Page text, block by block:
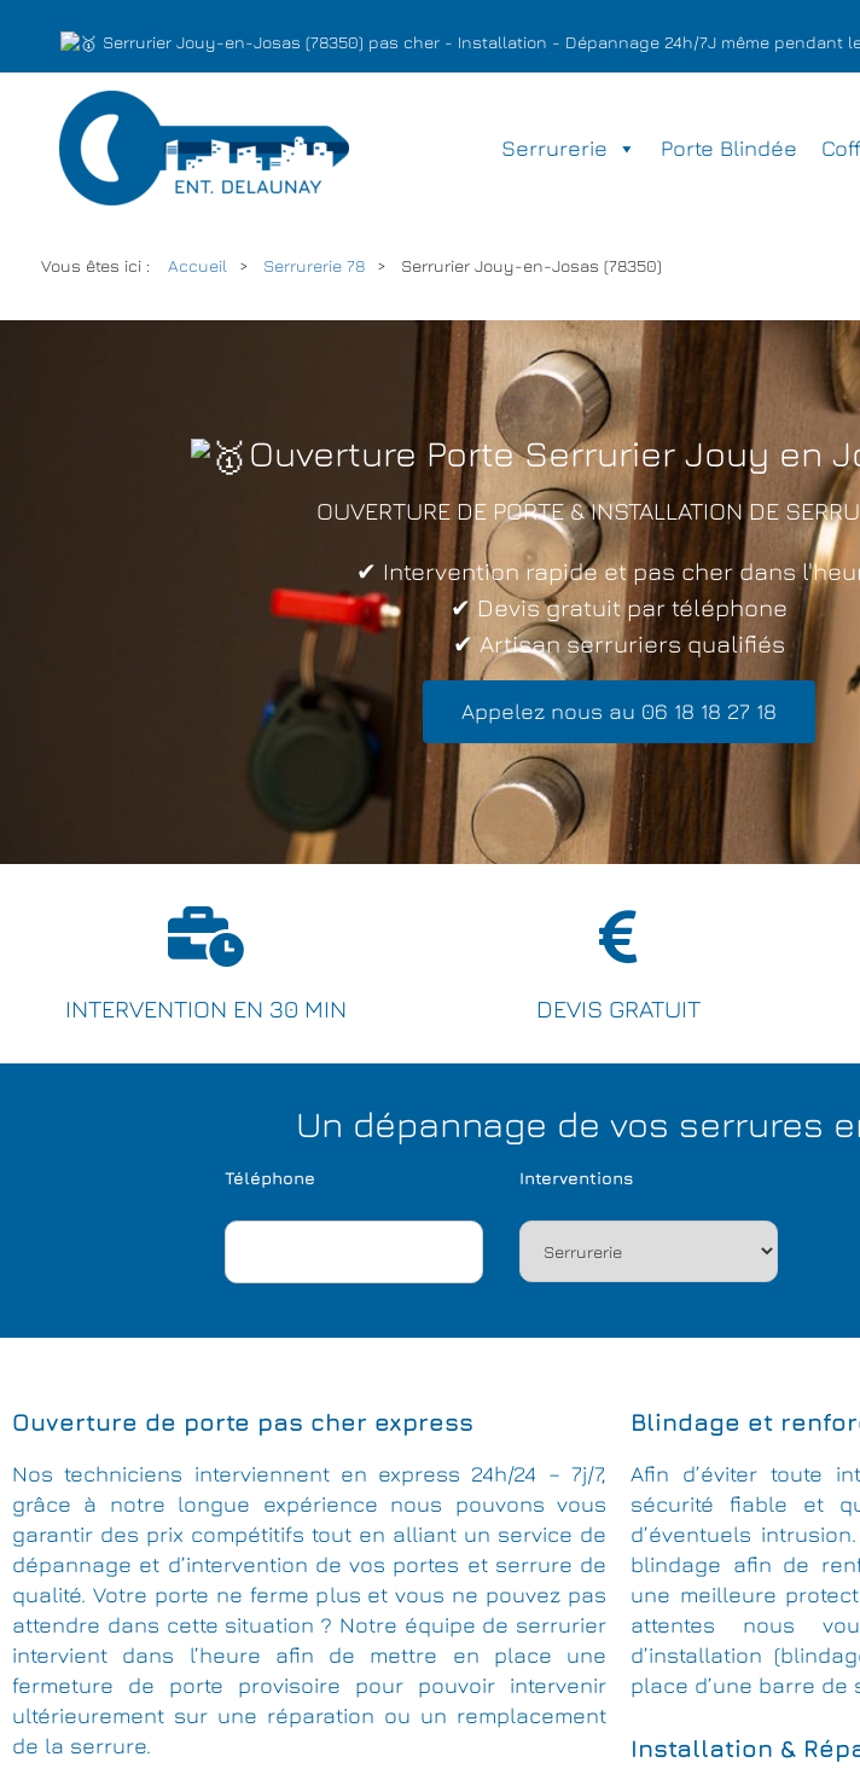
Serrurier Jouy-en-Josas (78350) pas cher - Installation - Dépannage 24h/7J même pendant
Serrurerie Porte Blindée
Vous êtes ici : Accueil Serrurerie 78 Serrurier Jouy-en-Josas (78350)
Ouverture Porte Serrurier Jouy en
OUVERTURE DE PORTE & INSTALLATION DE
✔ Intervention rapide et pas cher dans
✔ Devis gratuit par téléphone
✔ Artisan serruriers qualifiés
Appelez nous au 06 18 18 27 18
INTERVENTION EN 30 MIN DEVIS GRATUIT
Un dépannage de vos serrures
Téléphone Interventions
Ouverture de porte pas cher express
Nos techniciens interviennent en express 24h/24 – 7j/7,
grâce à notre longue expérience nous pouvons vous
garantir des prix compétitifs tout en alliant un service de
dépannage et d’intervention de vos portes et serrure de
qualité. Votre porte ne ferme plus et vous ne pouvez pas
attendre dans cette situation ? Notre équipe de serrurier
intervient dans l’heure afin de mettre en place une
fermeture de porte provisoire pour pouvoir intervenir
ultérieurement sur une réparation ou un remplacement
de la serrure.
Blindage et
Afin d’éviter toute
sécurité fiable et
d’éventuels
blindage afin de
une meilleure
attentes nous
d’installation
place d’une barre
Installation &